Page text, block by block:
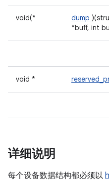
void(* dump
*buff, int
void *
详细说明
每个设备数据结构都必须以